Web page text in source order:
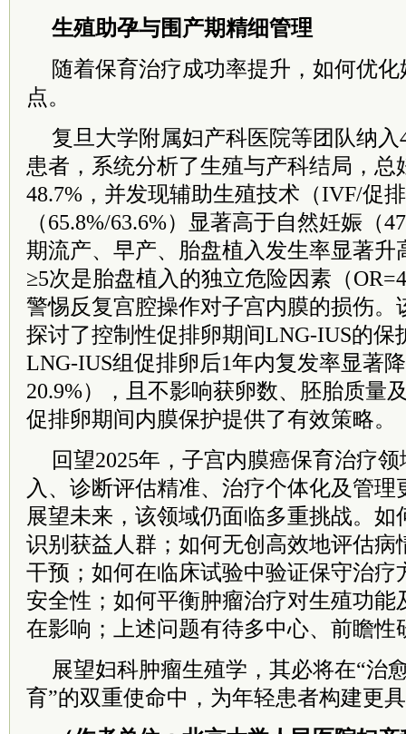
生殖助孕与围产期精细管理
随着保育治疗成功率提升，如何优
点。
复旦大学附属妇产科医院等团队纳
患者，系统分析了生殖与产科结局，总
48.7%，并发现辅助生殖技术（IVF/促
（65.8%/63.6%）显著高于自然妊娠（
期流产、早产、胎盘植入发生率显著升
≥5次是胎盘植入的独立危险因素（
警惕反复宫腔操作对子宫内膜的损伤。
探讨了控制性促排卵期间LNG-IUS的保
LNG-IUS组促排卵后1年内复发率显著
20.9%），且不影响获卵数、胚胎质量
促排卵期间内膜保护提供了有效策略。
回望2025年，子宫内膜癌保育治疗
入、诊断评估精准、治疗个体化及管理
展望未来，该领域仍面临多重挑战。如
识别获益人群；如何无创高效地评估病
干预；如何在临床试验中验证保守治疗
安全性；如何平衡肿瘤治疗对生殖功能
在影响；上述问题有待多中心、前瞻性
展望妇科肿瘤生殖学，其必将在“治
育”的双重使命中，为年轻患者构建更